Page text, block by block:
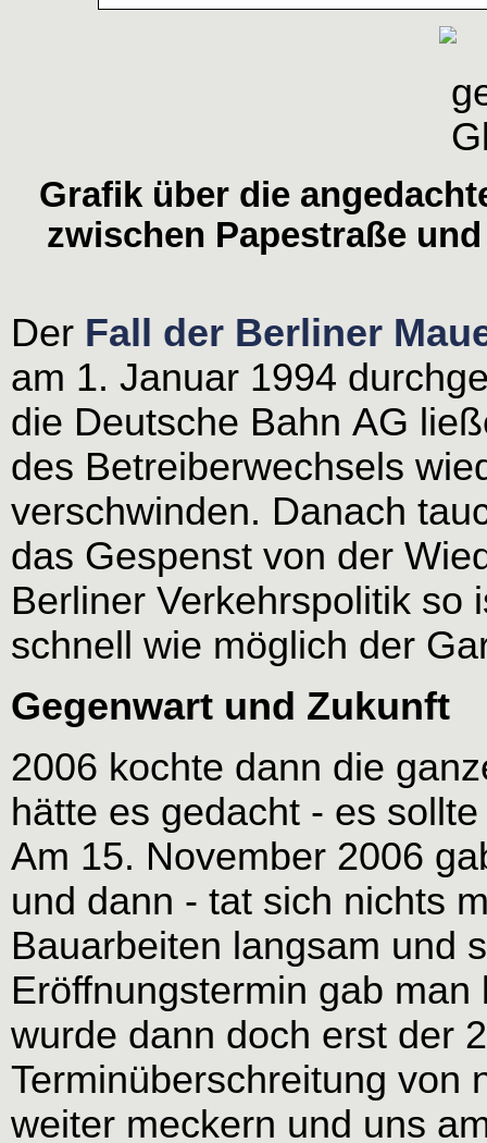
Grafik über die
zwischen Papestraße
Der Fall der Berliner
am 1. Januar 1994
die Deutsche Bahn AG
des Betreiberwechsels
verschwinden. Danach
das Gespenst von der
Berliner Verkehrspolitik so
schnell wie möglich der
Gegenwart und Zukunft
2006 kochte dann die
hätte es gedacht - es
Am 15. November 2006
und dann - tat sich nichts
Bauarbeiten langsam und
Eröffnungstermin gab
wurde dann doch erst der
Terminüberschreitung von
weiter meckern und uns